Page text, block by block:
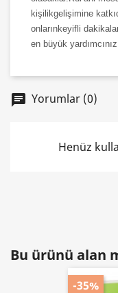
kişilikgelişimine
onlarınkeyifli
en büyük
chat Yorumlar (0)
Henüz
Bu ürünü alan
-35%